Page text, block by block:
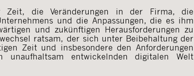
Zeit, die Veränderungen in der Firma, die
und die Anpassungen, die es ihm
und zukünftigen Herausforderungen zu
ratsam, der sich unter Beibehaltung der
Zeit und insbesondere den Anforderungen
unaufhaltsam entwickelnden digitalen Welt